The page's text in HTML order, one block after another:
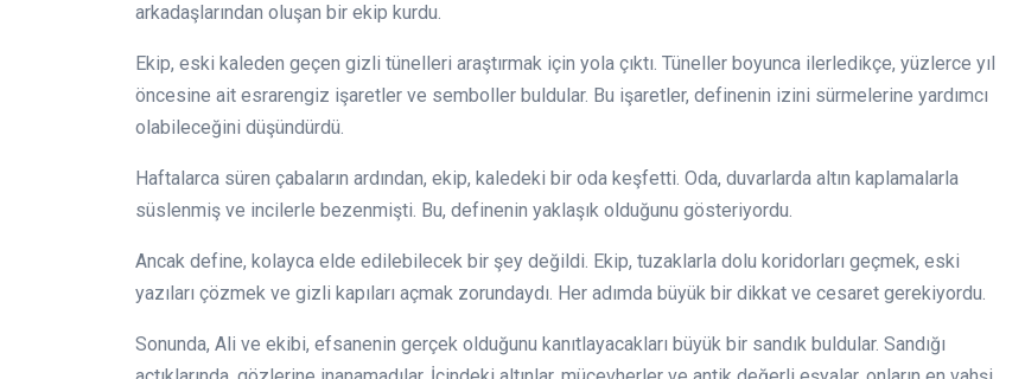
arkadaşlarından oluşan bir ekip kurdu.
Ekip, eski kaleden geçen gizli tünelleri araştırmak için yola çıktı. Tüneller boyunca ilerledikçe, yüzlerce yıl
öncesine ait esrarengiz işaretler ve semboller buldular. Bu işaretler, definenin izini sürmelerine yardımcı
olabileceğini düşündürdü.
Haftalarca süren çabaların ardından, ekip, kaledeki bir oda keşfetti. Oda, duvarlarda altın kaplamalarla
süslenmiş ve incilerle bezenmişti. Bu, definenin yaklaşık olduğunu gösteriyordu.
Ancak define, kolayca elde edilebilecek bir şey değildi. Ekip, tuzaklarla dolu koridorları geçmek, eski
yazıları çözmek ve gizli kapıları açmak zorundaydı. Her adımda büyük bir dikkat ve cesaret gerekiyordu.
Sonunda, Ali ve ekibi, efsanenin gerçek olduğunu kanıtlayacakları büyük bir sandık buldular. Sandığı